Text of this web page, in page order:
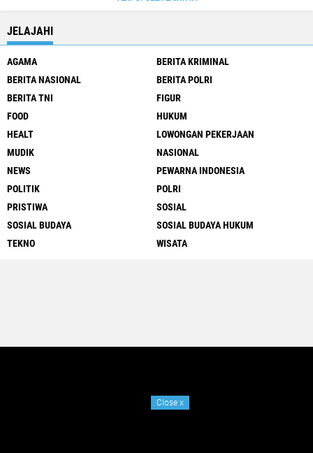
JELAJAHI
AGAMA
BERITA KRIMINAL
BERITA NASIONAL
BERITA POLRI
BERITA TNI
FIGUR
FOOD
HUKUM
HEALT
LOWONGAN PEKERJAAN
MUDIK
NASIONAL
NEWS
PEWARNA INDONESIA
POLITIK
POLRI
PRISTIWA
SOSIAL
SOSIAL BUDAYA
SOSIAL BUDAYA HUKUM
TEKNO
WISATA
Close x